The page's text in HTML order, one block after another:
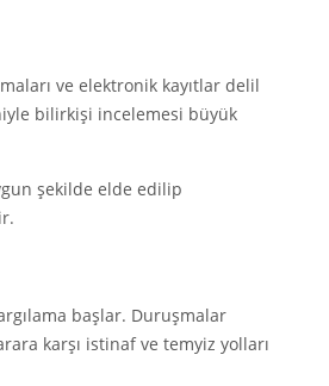
ve elektronik kayıtlar delil
bilirkişi incelemesi büyük
şekilde elde edilip
başlar. Duruşmalar
karşı istinaf ve temyiz yolları